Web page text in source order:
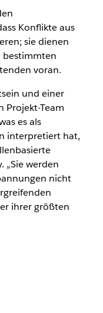
Konflikte aus
sie dienen
bestimmten
voran.
und einer
Projekt-Team
es als
interpretiert hat,
„Sie werden
nicht
ihrer größten